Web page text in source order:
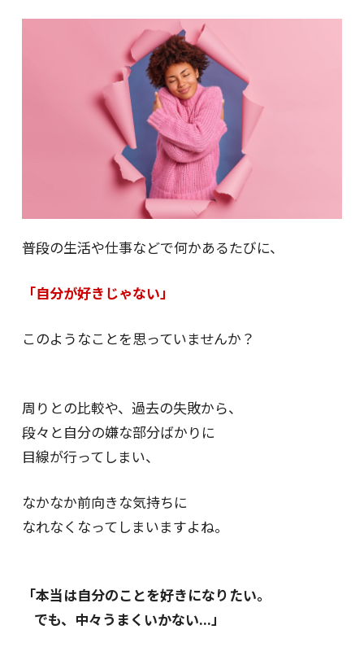
普段の生活や仕事などで何かあるたびに、
「自分が好きじゃない」
このようなことを思っていませんか？
周りとの比較や、過去の失敗から、
段々と自分の嫌な部分ばかりに
目線が行ってしまい、
なかなか前向きな気持ちに
なれなくなってしまいますよね。
「本当は自分のことを好きになりたい。
でも、中々うまくいかない...」